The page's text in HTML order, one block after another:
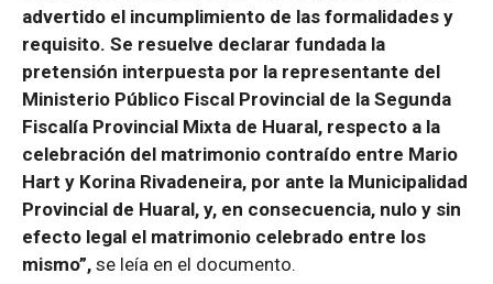
advertido el incumplimiento de las formalidades y
requisito. Se resuelve declarar fundada la
pretensión interpuesta por la representante del
Ministerio Público Fiscal Provincial de la Segunda
Fiscalía Provincial Mixta de Huaral, respecto a la
celebración del matrimonio contraído entre Mario
Hart y Korina Rivadeneira, por ante la Municipalidad
Provincial de Huaral, y, en consecuencia, nulo y sin
efecto legal el matrimonio celebrado entre los
mismo”, se leía en el documento.